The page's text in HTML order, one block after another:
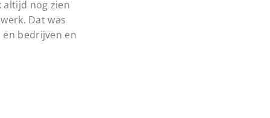
altijd nog zien
Dat was
bedrijven en